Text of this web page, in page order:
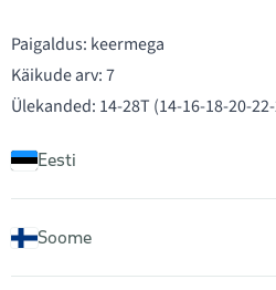
Paigaldus: keermega
Käikude arv: 7
Ülekanded: 14-28T (14-16-18-20-
Eesti
Soome